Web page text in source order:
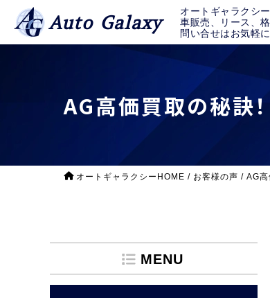
Auto Galaxy
オートギャラクシ
車販売、リース、
問い合せはお気軽に
AG高価買取の秘訣！
オートギャラクシーHOME / お客様の声 / AG高
MENU